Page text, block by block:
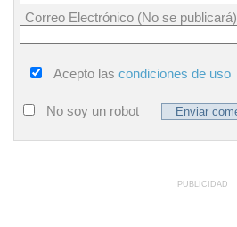
Correo Electrónico (No se publicará)
Acepto las condiciones de uso
No soy un robot
PUBLICIDAD